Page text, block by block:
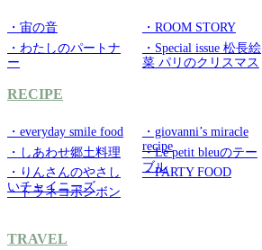
・宙の音
・ROOM STORY
・わたしのパートナ
ー
・Special issue 松長絵
菜 パリのクリスマス
RECIPE
・everyday smile food
・giovanni’s miracle
recipe
・しあわせ郷土料理
・Le petit bleuのテー
ブル
・りんさんのやさし
いチャイニーズ
・PARTY FOOD
・トラネコボンボン
TRAVEL